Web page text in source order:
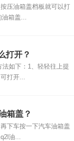
压油箱盖档板就可以打
油箱盖...
打开？
如下：1、轻轻往上提
打开...
箱盖？
下车按一下汽车油箱盖
油...